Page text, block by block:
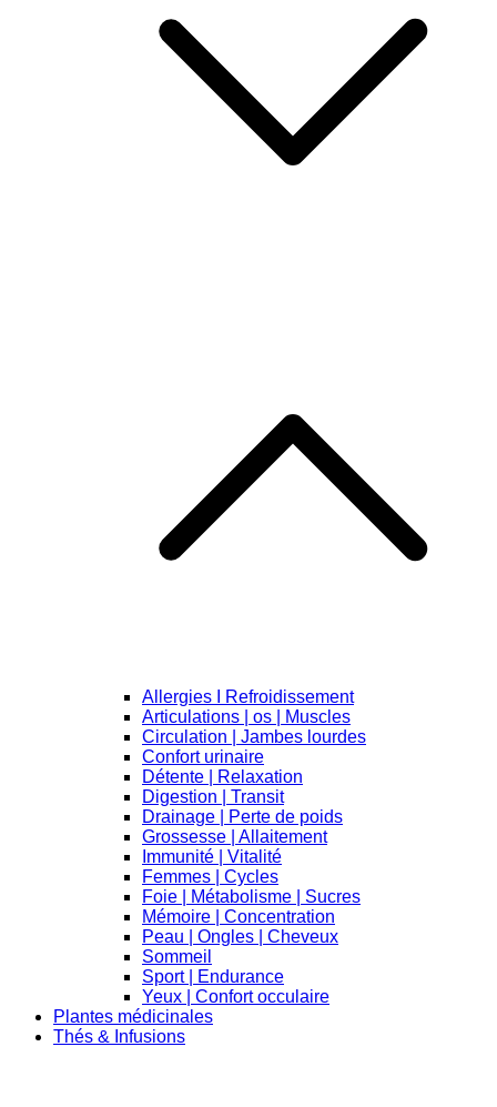
Allergies I Refroidissement
Articulations | os | Muscles
Circulation | Jambes lourdes
Confort urinaire
Détente | Relaxation
Digestion | Transit
Drainage | Perte de poids
Grossesse | Allaitement
Immunité | Vitalité
Femmes | Cycles
Foie | Métabolisme | Sucres
Mémoire | Concentration
Peau | Ongles | Cheveux
Sommeil
Sport | Endurance
Yeux | Confort occulaire
Plantes médicinales
Thés & Infusions